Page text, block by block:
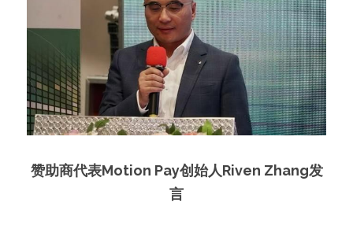
赞助商代表Motion Pay创始人Riven Zhang发
言